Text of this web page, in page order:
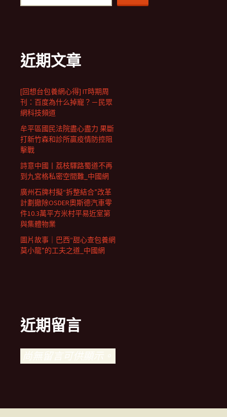
近期文章
[回想台包養網心得] IT時期周
刊：百度為什么掉寵？－民眾
網科技頻道
牟平區國民法院盡心盡力 果斷
打新竹森和診所贏疫情防控阻
擊戰
詩意中國丨荔枝驛路蜀道不再
到九宮格私密空間難_中國網
廣州石牌村擬“拆整結合”改革
計劃撤除OSDER奧斯德汽車零
件10.3萬平方米村平易近室第
與集體物業
圖片故事｜巴西“甜心查包養網
莫小龍”的工夫之道_中國網
近期留言
尚無留言可供顯示。